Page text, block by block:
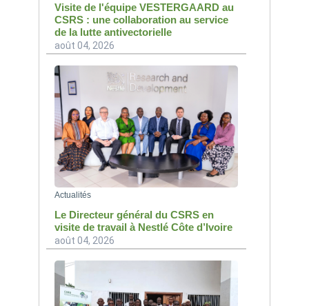
Visite de l'équipe VESTERGAARD au
CSRS : une collaboration au service
de la lutte antivectorielle
août 04, 2026
Actualités
Le Directeur général du CSRS en
visite de travail à Nestlé Côte d’Ivoire
août 04, 2026